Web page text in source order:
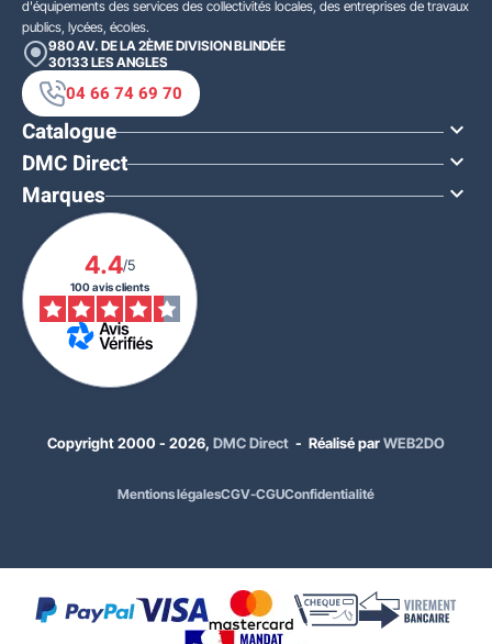
92,00 €HT
110,40 €
Modèle :Optique 660
d'équipements des services des collectivités locales, des entreprises de travaux
publics, lycées, écoles.
980 AV. DE LA 2ÈME DIVISION BLINDÉE
30133 LES ANGLES
04 66 74 69 70
Catalogue 
DMC Direct 
Marques 
4.4/5
100 avis clients
Copyright 2000 - 2026, DMC Direct - Réalisé parWEB2DO
Mentions légalesCGV-CGUConfidentialité